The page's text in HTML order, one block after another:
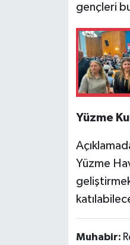
gençleri
Yüzme
Yüzme
Muhabir: